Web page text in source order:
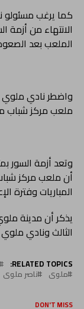
كما يرغب
الانتهاء من أزمة
الملعب بعد
واضطر نادي
ملعب مركز شباب
وتعد أزمة السور
أن ملعب مركز
المباريات وفترة
يذكر أن مدينة
الثالث ونادي
RELATED TOPICS:
ملوى ناصر ملوى
DON'T MISS